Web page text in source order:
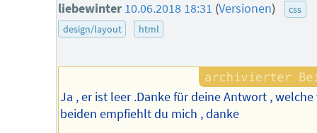
liebewinter 10.06.2018 18:31 (Versionen)
css
design/layout
html
Ja , er ist leer .Danke für deine Antwort , welche
beiden empfiehlt du mich , danke